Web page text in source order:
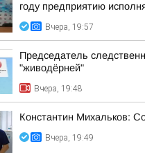
году предприятию
Вчера, 19:57
Председатель
"живодёрней"
Вчера, 19:48
Константин Михальков:
Вчера, 19:49